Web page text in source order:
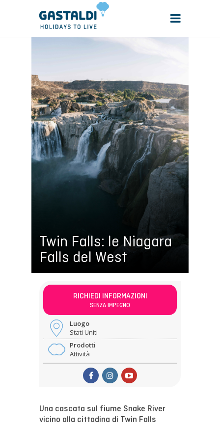
Twin Falls: le Niagara
Falls del West
RICHIEDI INFORMAZIONI
SENZA IMPEGNO
Luogo
Stati Uniti
Prodotti
Attività
Una cascata sul fiume Snake River
vicino alla cittadina di Twin Falls